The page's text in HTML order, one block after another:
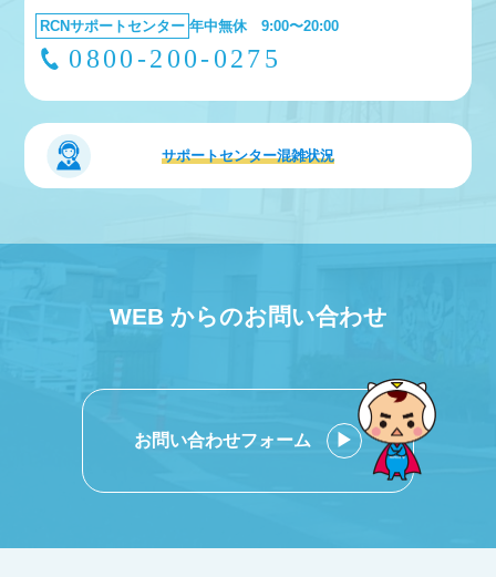
RCNサポートセンター 年中無休 9:00〜20:00
0800-200-0275
サポートセンター混雑状況
WEB からのお問い合わせ
お問い合わせフォーム